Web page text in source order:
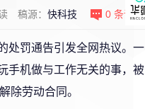
稿源： 快科技 0 条评论
处罚通告引发全网热议。
手机做与工作无关的事，
除劳动合同。